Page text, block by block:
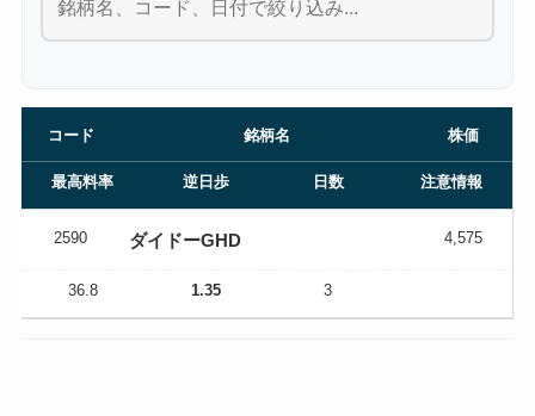
コード 銘柄名 株価
最高料率 逆日歩 日数 注意情報
2590 ダイドーGHD 4,575
36.8 1.35 3